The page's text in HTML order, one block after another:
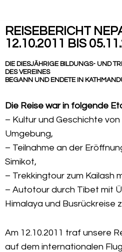
Zum
Inhalt
REISEBERICHT
12.10.2011 BIS
DIE DIESJÄHRIGE BILDUNGS- UND
DES VEREINES
BEGANN UND ENDETE IN
Die Reise war in folgende
– Kultur und Geschichte
Umgebung,
– Teilnahme an der
Simikot,
– Trekkingtour zum Kailash
– Autotour durch Tibet mit
Himalaya und Busrückreise
Am 12.10.2011 traf unsere
auf dem internationalen